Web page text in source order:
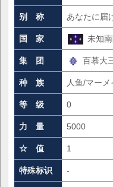
别 称 あなたに届
国 家 未知
集 团 百慕大
种 族 人鱼/マーメ
等 级 0
力 量 5000
☆ 值 1
特殊标识 -